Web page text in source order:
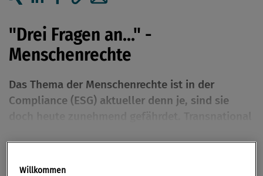
"Drei Fragen an..." -
Menschenrechte
Das Thema der Menschenrechte ist in der
Compliance (ESG) aktueller denn je, sind sie
schon auf den kommenden Compliance
Willkommen